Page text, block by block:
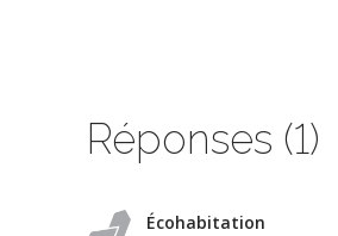
Réponses (1)
Écohabitation